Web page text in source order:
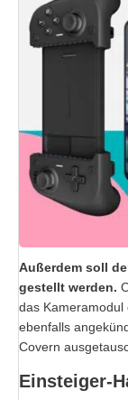
Außerdem soll
gestellt werden.
das
ebenfalls
Covern
Einsteiger-